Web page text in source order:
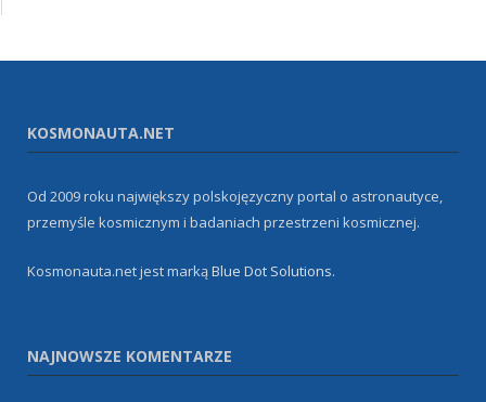
KOSMONAUTA.NET
Od 2009 roku największy polskojęzyczny portal o astronautyce,
przemyśle kosmicznym i badaniach przestrzeni kosmicznej.
Kosmonauta.net jest markąBlue Dot Solutions.
NAJNOWSZE KOMENTARZE